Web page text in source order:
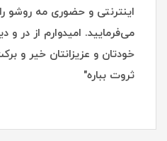
اینترنتی و حضوری مه روشو
می‌فرمایید. امیدوارم از در و
خودتان و عزیزانتان خیر و
ثروت بباره"